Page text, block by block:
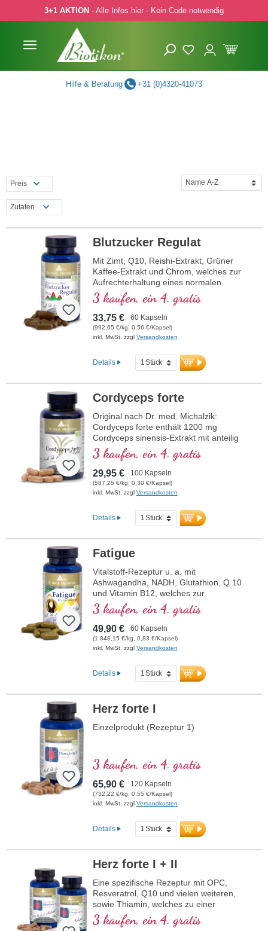
Hauptinhalt springen
Zur Suche springen
Zur Hauptnavigation springen
3+1 AKTION - Alle Infos hier - Kein Code notwendig
Hilfe & Beratung +31 (0)4320-41073
Preis
Zutaten
Blutzucker Regulat
Mit Zimt, Q10, Reishi-Extrakt, Grüner
Kaffee-Extrakt und Chrom, welches zur
Aufrechterhaltung eines normalen
Blutzuckerspiegels beiträgt.
3 kaufen, ein 4. gratis
33,75 € 60 Kapseln
(992,65 €/kg, 0,56 €/Kapsel)
inkl. MwSt. zzgl Versandkosten
Details
Cordyceps forte
Original nach Dr. med. Michalzik:
Cordyceps forte enthält 1200 mg
Cordyceps sinensis-Extrakt mit anteilig
400 mg Polysacchariden pro Tagesdosis
(3 Kapseln). Dieses hochwertige
Nahrungsergänzungsmittel ist frei von
Zusätzen und wird in Deutschland
hergestellt. Die Versiegelung ist
mehr Informationen zu Cordyceps
Frei von Zusätzen
und Anwendung von Biotikon Produkten
Von Ärzten entwickelt und überwacht
Schonende Herstellung
Hypoallergen durch Biotikon-
Vegane Kapseln frei von PEG und
Carrageen
Lebensmittelsicherheit: HACCP & ISO
9001
Höchste Reinheit und Qualität
Unser erfahrenes Experten-Team betreut
Sie gerne jederzeit.
3 kaufen, ein 4. gratis
29,95 € 100 Kapseln
(587,25 €/kg, 0,30 €/Kapsel)
inkl. MwSt. zzgl Versandkosten
Details
Fatigue
Vitalstoff-Rezeptur u. a. mit
Ashwagandha, NADH, Glutathion, Q 10
und Vitamin B12, welches zur
Verringerung von Müdigkeit und
Ermüdung beiträgt.
3 kaufen, ein 4. gratis
49,90 € 60 Kapseln
(1.848,15 €/kg, 0,83 €/Kapsel)
inkl. MwSt. zzgl Versandkosten
Details
Herz forte I
Einzelprodukt (Rezeptur 1)
3 kaufen, ein 4. gratis
65,90 € 120 Kapseln
(732,22 €/kg, 0,55 €/Kapsel)
inkl. MwSt. zzgl Versandkosten
Details
Herz forte I + II
Eine spezifische Rezeptur mit OPC,
Resveratrol, Q10 und vielen weiteren,
sowie Thiamin, welches zu einer
normalen Herzfunktion beiträgt. (Rezeptur
1 und Rezeptur 2)
3 kaufen, ein 4. gratis